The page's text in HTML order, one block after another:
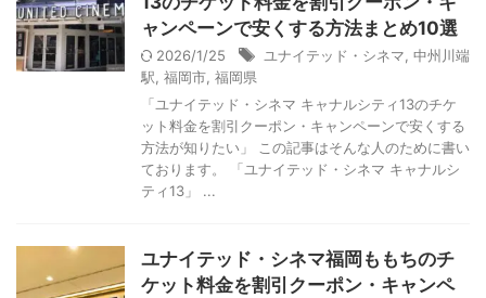
ャンペーンで安くする方法まとめ10選
2026/1/25 ユナイテッド・シネマ 中州川端
駅 福岡市 福岡県
「ユナイテッド・シネマ キャナルシティ13のチケ
ット料金を割引クーポン・キャンペーンで安くする
方法が知りたい」 この記事はそんな人のために書い
ております。 「ユナイテッド・シネマ キャナルシ
ティ13」 ...
ユナイテッド・シネマ福岡ももちのチ
ケット料金を割引クーポン・キャンペ